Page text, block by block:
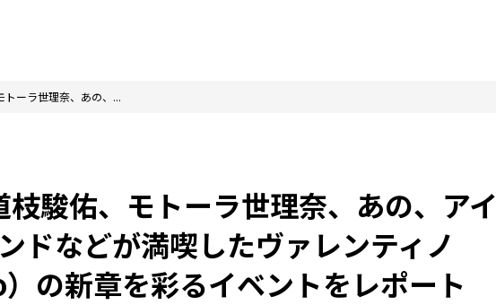
ーラ世理奈、あの、...
駿佑、モトーラ世理奈、あの、アイ
ドなどが満喫したヴァレンティノ
の新章を彩るイベントをレポート